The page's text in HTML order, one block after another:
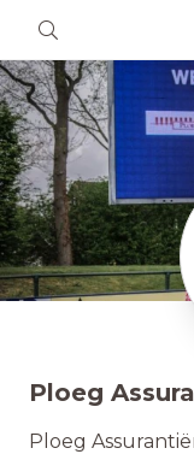
Ploeg
Ploeg